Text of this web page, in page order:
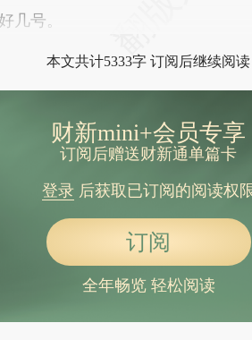
几号。
本文共计5333字 订阅后继续阅读
财新mini+会员专享
订阅后赠送财新通单篇卡
登录后获取已订阅的阅读权
订阅
全年畅览 轻松阅读